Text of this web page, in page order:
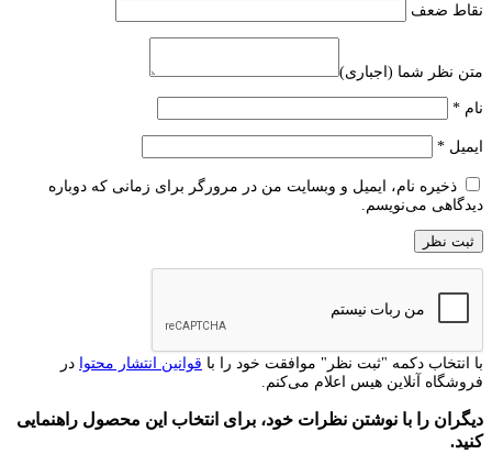
نقاط ضعف
متن نظر شما (اجباری)
نام *
ایمیل *
ذخیره نام، ایمیل و وبسایت من در مرورگر برای زمانی که دوباره
دیدگاهی می‌نویسم.
با انتخاب دکمه "ثبت نظر" موافقت خود را با قوانین انتشار محتوا در
فروشگاه آنلاین هیس اعلام می‌کنم.
دیگران را با نوشتن نظرات خود، برای انتخاب این محصول راهنمایی
کنید.